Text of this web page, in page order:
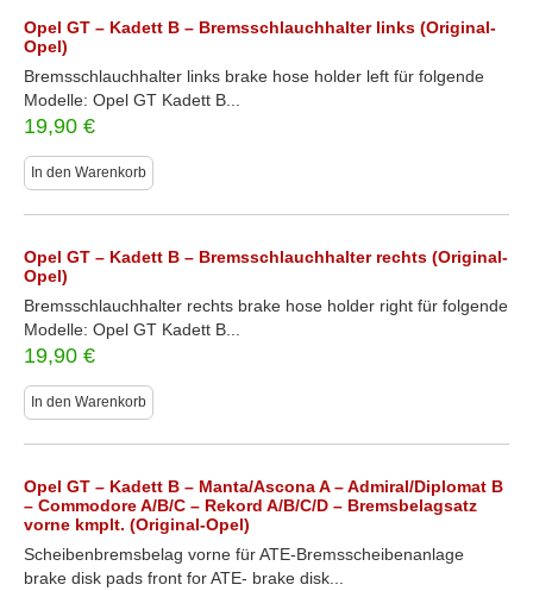
Opel GT – Kadett B – Bremsschlauchhalter links (Original-
Opel)
Bremsschlauchhalter links brake hose holder left für folgende
Modelle: Opel GT Kadett B...
19,90 €
In den Warenkorb
Opel GT – Kadett B – Bremsschlauchhalter rechts (Original-
Opel)
Bremsschlauchhalter rechts brake hose holder right für folgende
Modelle: Opel GT Kadett B...
19,90 €
In den Warenkorb
Opel GT – Kadett B – Manta/Ascona A – Admiral/Diplomat B
– Commodore A/B/C – Rekord A/B/C/D – Bremsbelagsatz
vorne kmplt. (Original-Opel)
Scheibenbremsbelag vorne für ATE-Bremsscheibenanlage
brake disk pads front for ATE- brake disk...